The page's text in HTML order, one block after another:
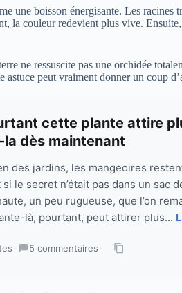
une boisson énergisante. Les racines
la couleur redevient plus vive.
ne ressuscite pas une orchidée
astuce peut vraiment donner un coup
cette plante attire
dès maintenant
des jardins, les mangeoires
si le secret n’était pas dans un sac
un peu rugueuse, que l’on
là, pourtant, peut attirer plus...
· 5 commentaires ·